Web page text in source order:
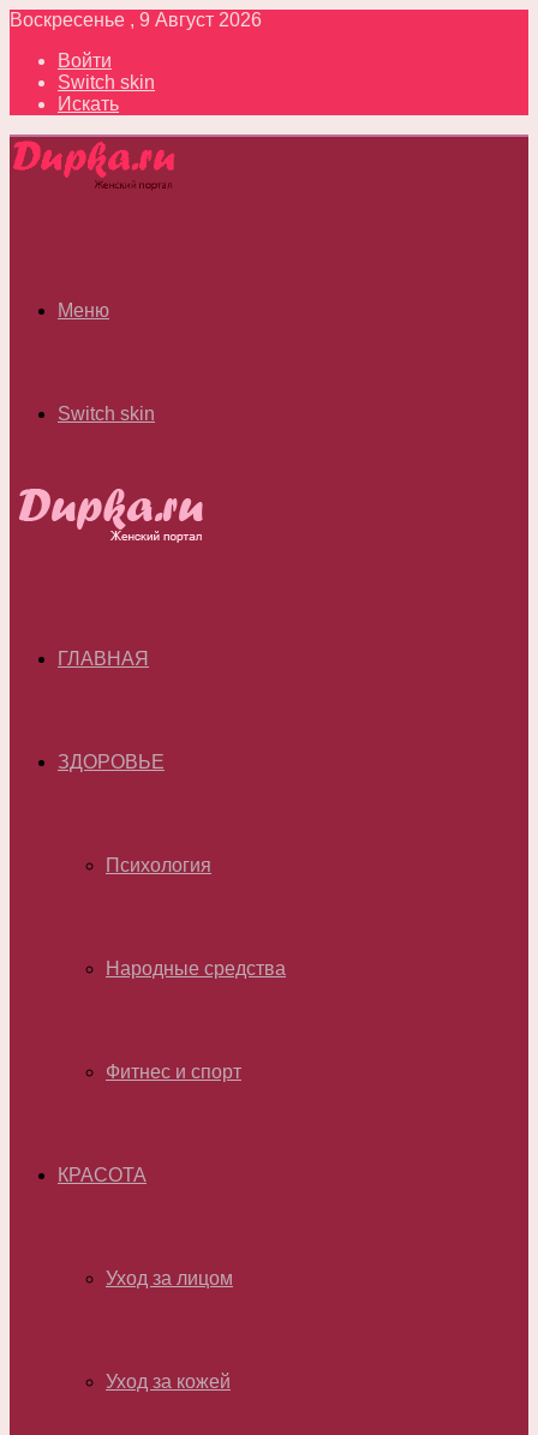
Воскресенье , 9 Август 2026
Войти
Switch skin
Искать
Меню
Switch skin
ГЛАВНАЯ
ЗДОРОВЬЕ
Психология
Народные средства
Фитнес и спорт
КРАСОТА
Уход за лицом
Уход за кожей